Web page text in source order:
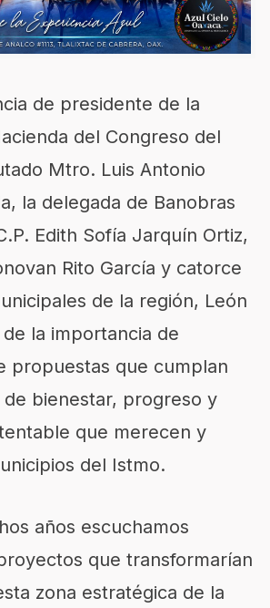
de presidente de la
del Congreso del
Mtro. Luis Antonio
la delegada de Banobras
Edith Sofía Jarquín Ortiz,
Rito García y catorce
de la región, León
la importancia de
propuestas que cumplan
bienestar, progreso y
que merecen y
del Istmo.
años escuchamos
que transformarían
zona estratégica de la